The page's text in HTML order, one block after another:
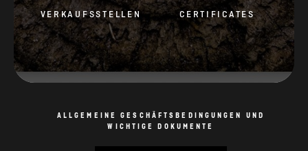
VERKAUFSSTELLEN CERTIFICATES
ALLGEMEINE GESCHÄFTSBEDINGUNGEN UND
WICHTIGE DOKUMENTE